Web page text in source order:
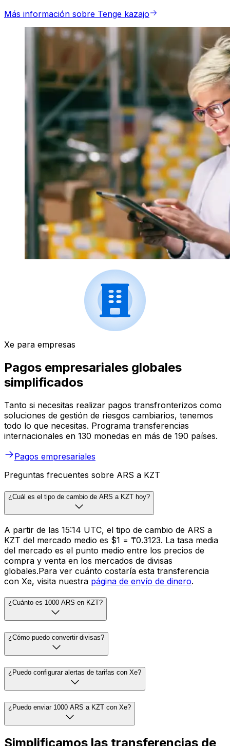
Más información sobre Tenge kazajo
Xe para empresas
Pagos empresariales globales
simplificados
Tanto si necesitas realizar pagos transfronterizos como
soluciones de gestión de riesgos cambiarios, tenemos
todo lo que necesitas. Programa transferencias
internacionales en 130 monedas en más de 190 países.
Pagos empresariales
Preguntas frecuentes sobre ARS a KZT
¿Cuál es el tipo de cambio de ARS a KZT hoy?
A partir de las 15:14 UTC, el tipo de cambio de ARS a
KZT del mercado medio es $1 = ₸0.3123. La tasa media
del mercado es el punto medio entre los precios de
compra y venta en los mercados de divisas
globales.Para ver cuánto costaría esta transferencia
con Xe, visita nuestra página de envío de dinero.
¿Cuánto es 1000 ARS en KZT?
¿Cómo puedo convertir divisas?
¿Puedo configurar alertas de tarifas con Xe?
¿Puedo enviar 1000 ARS a KZT con Xe?
Simplificamos las transferencias de